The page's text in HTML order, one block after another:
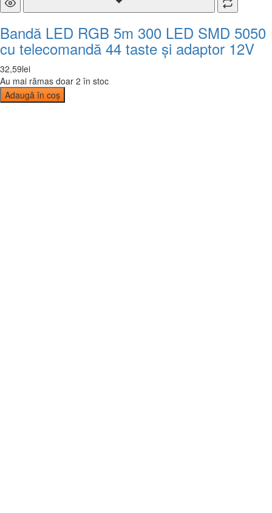
Bandă LED RGB 5m 300 LED SMD 5050
cu telecomandă 44 taste și adaptor 12V
32,59lei
Au mai rămas doar 2 în stoc
Adaugă în coș